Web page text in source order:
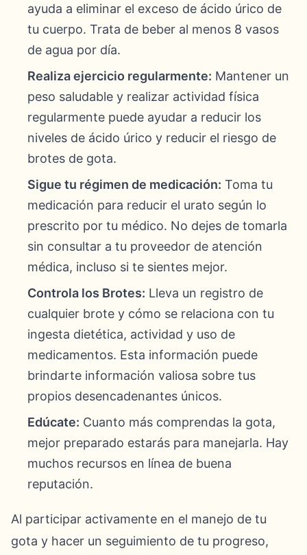
ayuda a eliminar el exceso de ácido úrico de
tu cuerpo. Trata de beber al menos 8 vasos
de agua por día.
Realiza ejercicio regularmente: Mantener un
peso saludable y realizar actividad física
regularmente puede ayudar a reducir los
niveles de ácido úrico y reducir el riesgo de
brotes de gota.
Sigue tu régimen de medicación: Toma tu
medicación para reducir el urato según lo
prescrito por tu médico. No dejes de tomarla
sin consultar a tu proveedor de atención
médica, incluso si te sientes mejor.
Controla los Brotes: Lleva un registro de
cualquier brote y cómo se relaciona con tu
ingesta dietética, actividad y uso de
medicamentos. Esta información puede
brindarte información valiosa sobre tus
propios desencadenantes únicos.
Edúcate: Cuanto más comprendas la gota,
mejor preparado estarás para manejarla. Hay
muchos recursos en línea de buena
reputación.
Al participar activamente en el manejo de tu
gota y hacer un seguimiento de tu progreso,